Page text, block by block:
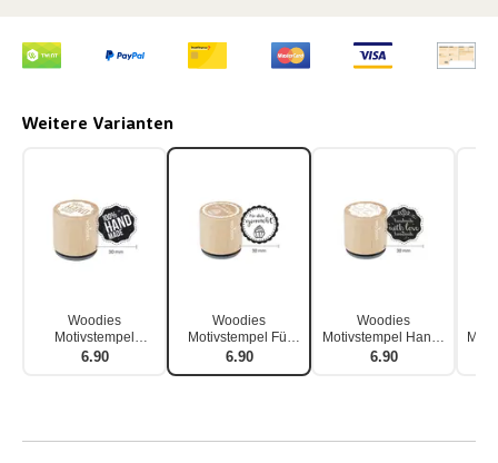
Weitere Varianten
Woodies
Motivstempel
Handmade
6.90
Woodies
Motivstempel Für
dich gemacht
6.90
Woodies
Motivstempel Handmade
with Love
6.90